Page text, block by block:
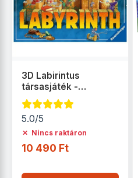
3D Labirintus
társasjáték -
Ravensburger
5.0/5
✗ Nincs raktáron
10 490 Ft